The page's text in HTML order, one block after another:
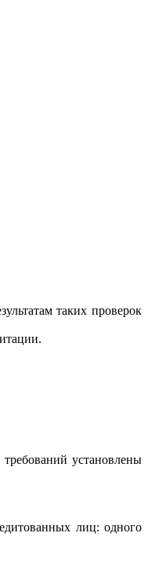
таких проверок
установлены
лиц: одного